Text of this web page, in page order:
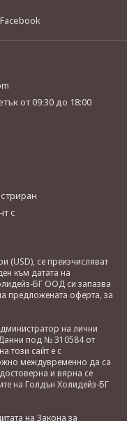
от 09:30 до 18:00
с
(USD), се преизчисляват
към датата на
БГ ООД си запазва
предложената оферта, за
на лични
под № 310584 от
този сайт е с
междувременно да са
и вярна се
на Голдън Холидейз-БГ
на Закона за